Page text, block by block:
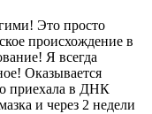
Это просто
происхождение в
Я всегда
Оказывается
приехала в ДНК
и через 2 недели